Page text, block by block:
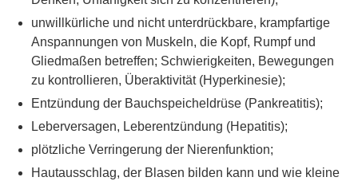
unwillkürliche und nicht unterdrückbare, krampfartige
Anspannungen von Muskeln, die Kopf, Rumpf und
Gliedmaßen betreffen; Schwierigkeiten, Bewegungen
zu kontrollieren, Überaktivität (Hyperkinesie);
Entzündung der Bauchspeicheldrüse (Pankreatitis);
Leberversagen, Leberentzündung (Hepatitis);
plötzliche Verringerung der Nierenfunktion;
Hautausschlag, der Blasen bilden kann und wie kleine